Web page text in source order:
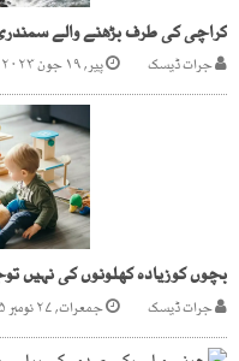
کراچی کی طرف بڑھنے والے
جرات ڈیسک پیر, ۱۹ جون ۲۰۲۳
بچوں کوزیادہ کھلونوں کی نہیں
جرات ڈیسک جمعرات, ۲۷ نومبر ۲۰۲۵